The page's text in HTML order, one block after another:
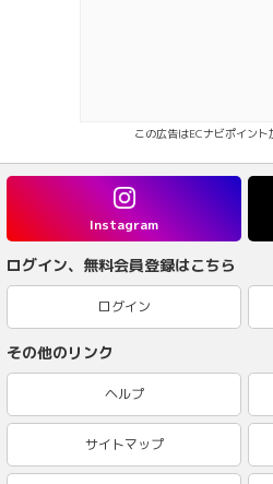
この広告はECナビポイント
Instagram
ログイン、無料会員登録はこちら
ログイン
その他のリンク
ヘルプ
サイトマップ